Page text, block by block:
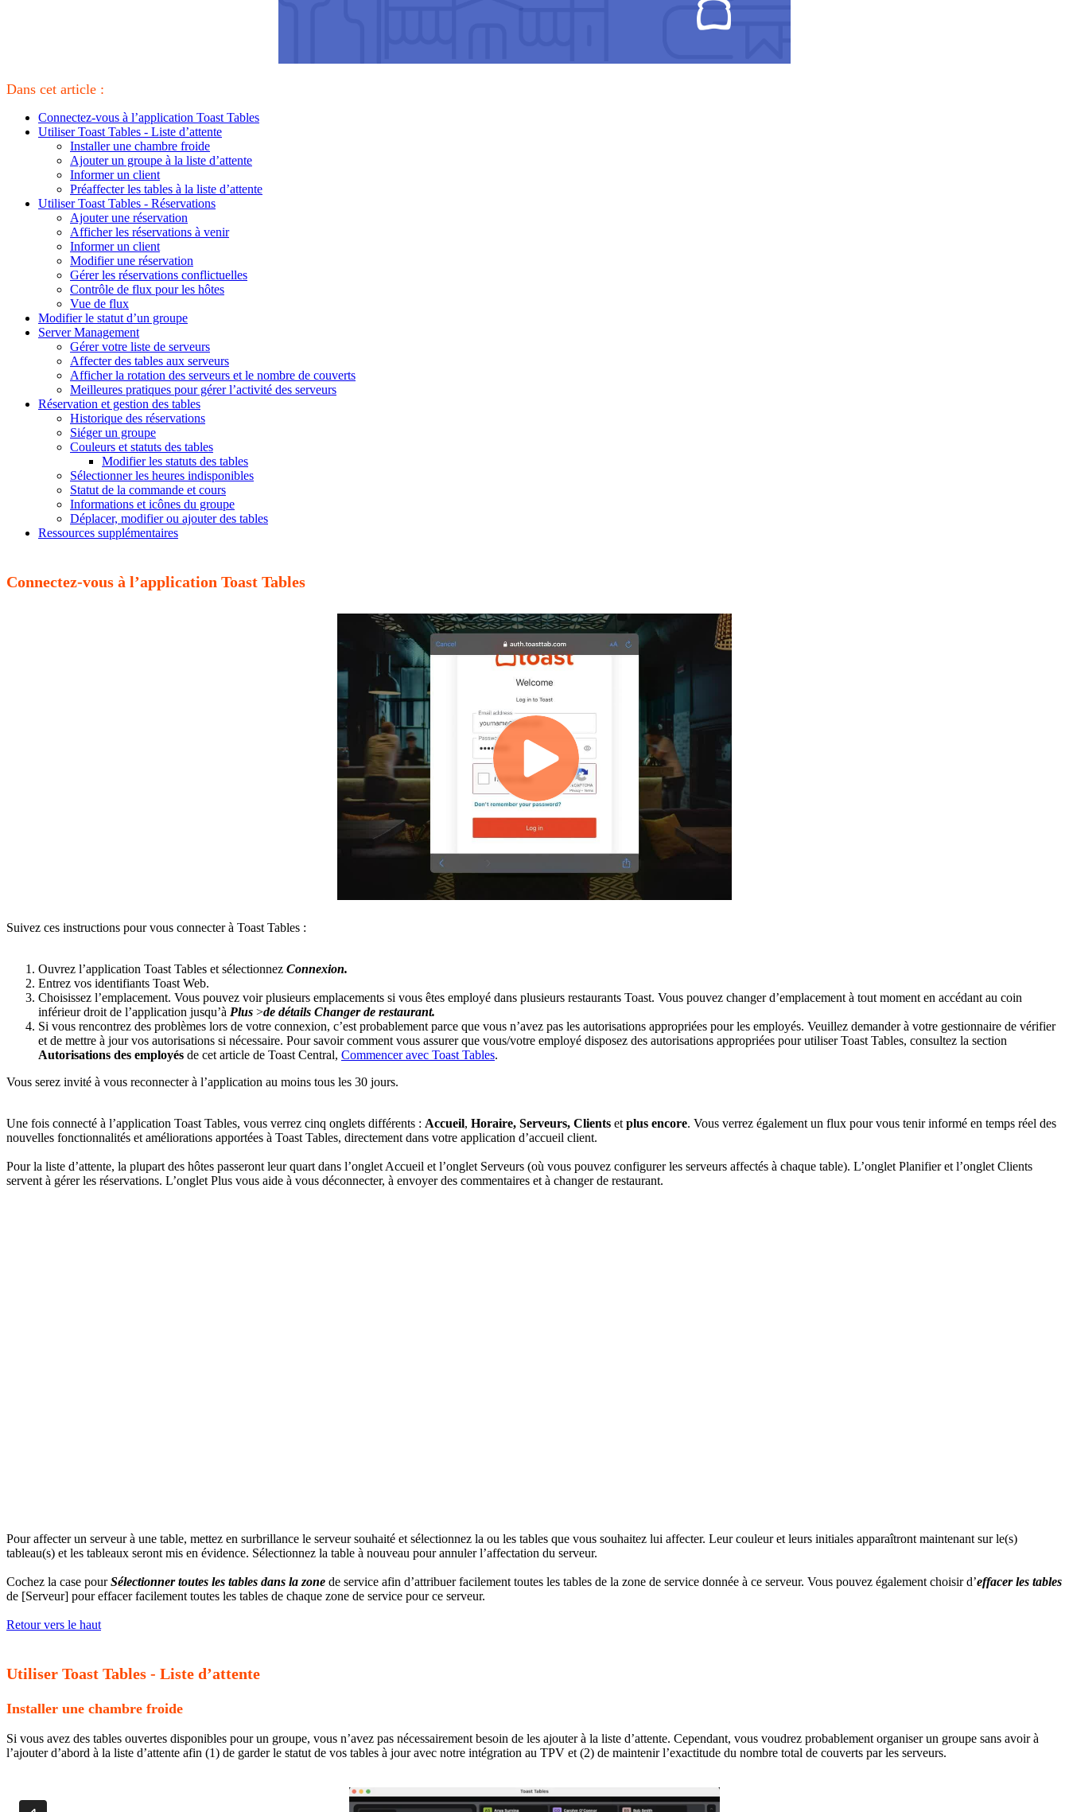
Dans cet article :
Connectez-vous à l’application Toast Tables
Utiliser Toast Tables - Liste d’attente
Installer une chambre froide
Ajouter un groupe à la liste d’attente
Informer un client
Préaffecter les tables à la liste d’attente
Utiliser Toast Tables - Réservations
Ajouter une réservation
Afficher les réservations à venir
Informer un client
Modifier une réservation
Gérer les réservations conflictuelles
Contrôle de flux pour les hôtes
Vue de flux
Modifier le statut d’un groupe
Server Management
Gérer votre liste de serveurs
Affecter des tables aux serveurs
Afficher la rotation des serveurs et le nombre de couverts
Meilleures pratiques pour gérer l’activité des serveurs
Réservation et gestion des tables
Historique des réservations
Siéger un groupe
Couleurs et statuts des tables
Modifier les statuts des tables
Sélectionner les heures indisponibles
Statut de la commande et cours
Informations et icônes du groupe
Déplacer, modifier ou ajouter des tables
Ressources supplémentaires
Connectez-vous à l’application Toast Tables
Suivez ces instructions pour vous connecter à Toast Tables :
Ouvrez l’application Toast Tables et sélectionnez Connexion.
Entrez vos identifiants Toast Web.
Choisissez l’emplacement. Vous pouvez voir plusieurs emplacements si vous êtes employé dans plusieurs restaurants Toast. Vous pouvez changer d’emplacement à tout moment en accédant au coin
inférieur droit de l’application jusqu’à Plus >de détails Changer de restaurant.
Si vous rencontrez des problèmes lors de votre connexion, c’est probablement parce que vous n’avez pas les autorisations appropriées pour les employés. Veuillez demander à votre gestionnaire de vérifier
et de mettre à jour vos autorisations si nécessaire. Pour savoir comment vous assurer que vous/votre employé disposez des autorisations appropriées pour utiliser Toast Tables, consultez la section
Autorisations des employés de cet article de Toast Central, Commencer avec Toast Tables.
Vous serez invité à vous reconnecter à l’application au moins tous les 30 jours.
Une fois connecté à l’application Toast Tables, vous verrez cinq onglets différents : Accueil, Horaire, Serveurs, Clients et plus encore. Vous verrez également un flux pour vous tenir informé en temps réel des
nouvelles fonctionnalités et améliorations apportées à Toast Tables, directement dans votre application d’accueil client.
Pour la liste d’attente, la plupart des hôtes passeront leur quart dans l’onglet Accueil et l’onglet Serveurs (où vous pouvez configurer les serveurs affectés à chaque table). L’onglet Planifier et l’onglet Clients
servent à gérer les réservations. L’onglet Plus vous aide à vous déconnecter, à envoyer des commentaires et à changer de restaurant.
Pour affecter un serveur à une table, mettez en surbrillance le serveur souhaité et sélectionnez la ou les tables que vous souhaitez lui affecter. Leur couleur et leurs initiales apparaîtront maintenant sur le(s)
tableau(s) et les tableaux seront mis en évidence. Sélectionnez la table à nouveau pour annuler l’affectation du serveur.
Cochez la case pourSélectionner toutes les tables dans la zone de service afin d’attribuer facilement toutes les tables de la zone de service donnée à ce serveur. Vous pouvez également choisir d’effacer les tables
de [Serveur] pour effacer facilement toutes les tables de chaque zone de service pour ce serveur.
Retour vers le haut
Utiliser Toast Tables - Liste d’attente
Installer une chambre froide
Si vous avez des tables ouvertes disponibles pour un groupe, vous n’avez pas nécessairement besoin de les ajouter à la liste d’attente. Cependant, vous voudrez probablement organiser un groupe sans avoir à
l’ajouter d’abord à la liste d’attente afin (1) de garder le statut de vos tables à jour avec notre intégration au TPV et (2) de maintenir l’exactitude du nombre total de couverts par les serveurs.